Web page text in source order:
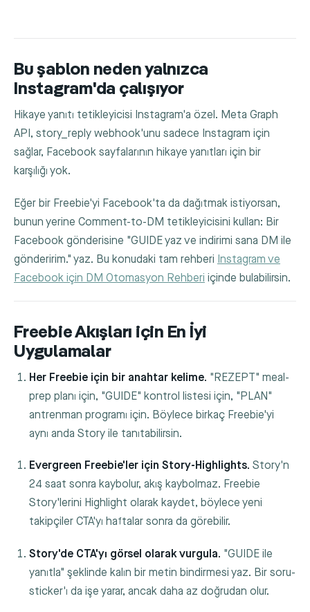
Bu şablon neden yalnızca
Instagram'da çalışıyor
Hikaye yanıtı tetikleyicisi Instagram'a özel. Meta Graph
API, story_reply webhook'unu sadece Instagram için
sağlar, Facebook sayfalarının hikaye yanıtları için bir
karşılığı yok.
Eğer bir Freebie'yi Facebook'ta da dağıtmak istiyorsan,
bunun yerine Comment-to-DM tetikleyicisini kullan: Bir
Facebook gönderisine "GUIDE yaz ve indirimi sana DM ile
gönderirim." yaz. Bu konudaki tam rehberi Instagram ve
Facebook için DM Otomasyon Rehberi içinde bulabilirsin.
Freebie Akışları için En İyi
Uygulamalar
Her Freebie için bir anahtar kelime. "REZEPT" meal-
prep planı için, "GUIDE" kontrol listesi için, "PLAN"
antrenman programı için. Böylece birkaç Freebie'yi
aynı anda Story ile tanıtabilirsin.
Evergreen Freebie'ler için Story-Highlights. Story'n
24 saat sonra kaybolur, akış kaybolmaz. Freebie
Story'lerini Highlight olarak kaydet, böylece yeni
takipçiler CTA'yı haftalar sonra da görebilir.
Story'de CTA'yı görsel olarak vurgula. "GUIDE ile
yanıtla" şeklinde kalın bir metin bindirmesi yaz. Bir soru-
sticker'ı da işe yarar, ancak daha az doğrudan olur.